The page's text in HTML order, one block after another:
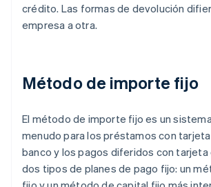
crédito. Las formas de devolución
empresa a otra.
Método de importe fijo
El método de importe fijo es un
menudo para los préstamos con tarjeta
banco y los pagos diferidos con tarjeta
dos tipos de planes de pago fijo: un